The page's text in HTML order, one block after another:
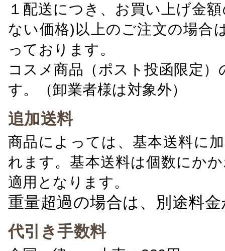
１配送につき、お買い上げ金
ない価格)以上のご注文の場合
っております。
コスメ商品（ポスト投函限定
す。（卸業者様は対象外）
追加送料
商品によっては、基本送料に
れます。基本送料は個数にか
適用となります。
重量超過の場合は、別途料
代引き手数料